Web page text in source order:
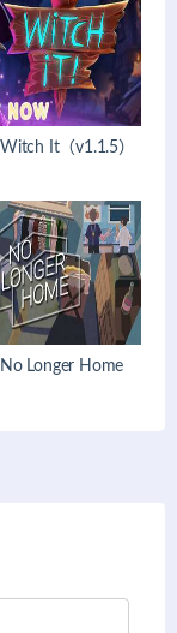
It（v1.1.5）
Longer Home